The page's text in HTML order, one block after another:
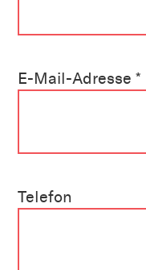
E-Mail-Adresse *
Telefon